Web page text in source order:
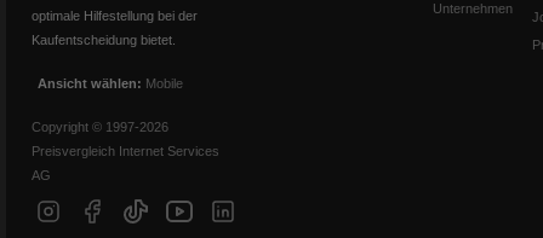
optimale Hilfestellung bei der
Kaufentscheidung bietet.
Ansicht wählen: Mobile
Copyright © 1997-2026
Preisvergleich Internet Services
AG
Unternehmen